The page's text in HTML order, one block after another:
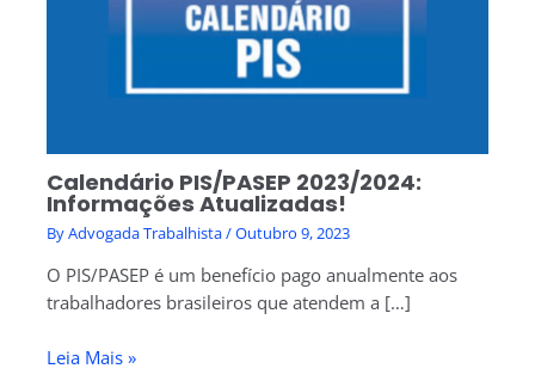
Calendário PIS/PASEP 2023/2024:
Informações Atualizadas!
ByAdvogada Trabalhista/Outubro 9, 2023
O PIS/PASEP é um benefício pago anualmente aos
trabalhadores brasileiros que atendem a […]
Leia Mais »